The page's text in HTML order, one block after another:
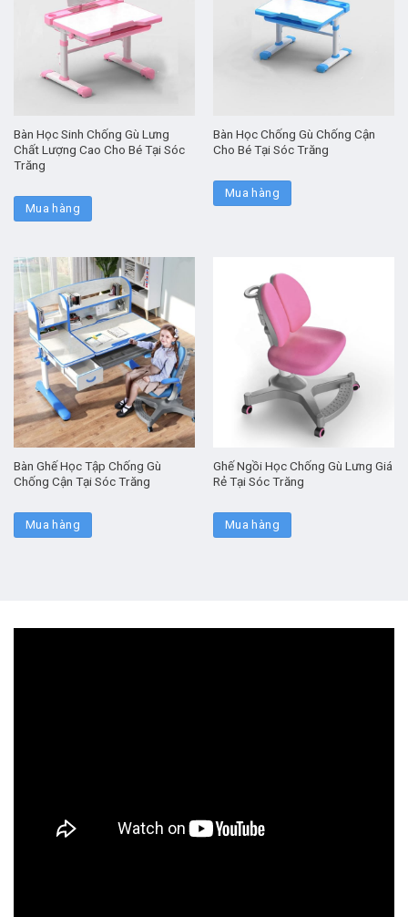
Bàn Học Sinh Chống Gù Lưng
Chất Lượng Cao Cho Bé Tại Sóc
Trăng
Mua hàng
Bàn Học Chống Gù Chống Cận
Cho Bé Tại Sóc Trăng
Mua hàng
Bàn Ghế Học Tập Chống Gù
Chống Cận Tại Sóc Trăng
Mua hàng
Ghế Ngồi Học Chống Gù Lưng Giá
Rẻ Tại Sóc Trăng
Mua hàng